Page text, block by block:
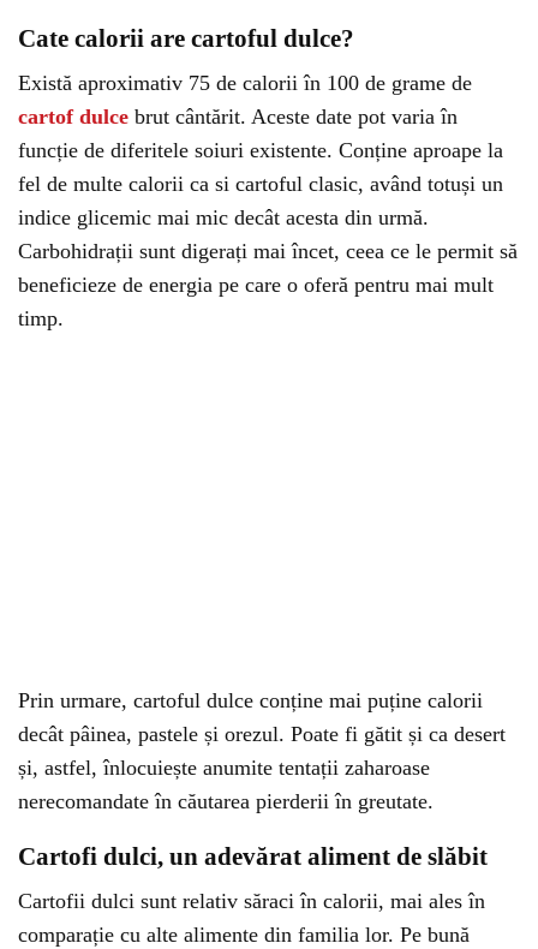
Cate calorii are cartoful dulce?
Există aproximativ 75 de calorii în 100 de grame de
cartof dulce brut cântărit. Aceste date pot varia în
funcție de diferitele soiuri existente. Conține aproape la
fel de multe calorii ca si cartoful clasic, având totuși un
indice glicemic mai mic decât acesta din urmă.
Carbohidrații sunt digerați mai încet, ceea ce le permit să
beneficieze de energia pe care o oferă pentru mai mult
timp.
Prin urmare, cartoful dulce conține mai puține calorii
decât pâinea, pastele și orezul. Poate fi gătit și ca desert
și, astfel, înlocuiește anumite tentații zaharoase
nerecomandate în căutarea pierderii în greutate.
Cartofi dulci, un adevărat aliment de slăbit
Cartofii dulci sunt relativ săraci în calorii, mai ales în
comparație cu alte alimente din familia lor. Pe bună